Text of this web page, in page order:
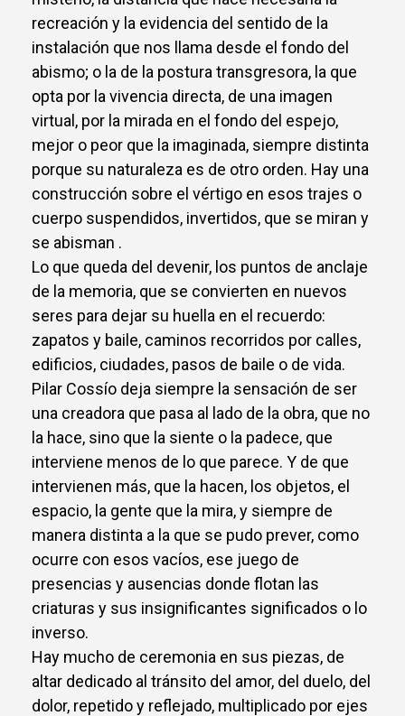
recreación y la evidencia del sentido de la
instalación que nos llama desde el fondo del
abismo; o la de la postura transgresora, la que
opta por la vivencia directa, de una imagen
virtual, por la mirada en el fondo del espejo,
mejor o peor que la imaginada, siempre distinta
porque su naturaleza es de otro orden. Hay una
construcción sobre el vértigo en esos trajes o
cuerpo suspendidos, invertidos, que se miran y
se abisman .
Lo que queda del devenir, los puntos de anclaje
de la memoria, que se convierten en nuevos
seres para dejar su huella en el recuerdo:
zapatos y baile, caminos recorridos por calles,
edificios, ciudades, pasos de baile o de vida.
Pilar Cossío deja siempre la sensación de ser
una creadora que pasa al lado de la obra, que no
la hace, sino que la siente o la padece, que
interviene menos de lo que parece. Y de que
intervienen más, que la hacen, los objetos, el
espacio, la gente que la mira, y siempre de
manera distinta a la que se pudo prever, como
ocurre con esos vacíos, ese juego de
presencias y ausencias donde flotan las
criaturas y sus insignificantes significados o lo
inverso.
Hay mucho de ceremonia en sus piezas, de
altar dedicado al tránsito del amor, del duelo, del
dolor, repetido y reflejado, multiplicado por ejes